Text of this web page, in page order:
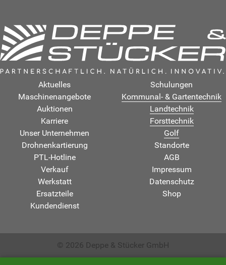
Aktuelles
Maschinenangebote
Auktionen
Karriere
Unser Unternehmen
Drohnenkartierung
PTL-Hotline
Verkauf
Werkstatt
Ersatzteile
Kundendienst
Schulungen
Kommunal- & Gartentechnik
Landtechnik
Forsttechnik
Golf
Standorte
AGB
Impressum
Datenschutz
Shop
© 2026 Deppe & Stücker GmbH